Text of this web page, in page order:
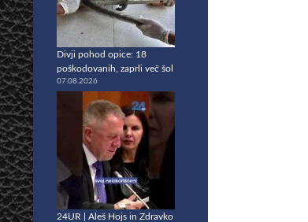
Divji pohod opice: 18
poškodovanih, zaprli več šol
07.08.2026
24UR | Aleš Hojs in Zdravko